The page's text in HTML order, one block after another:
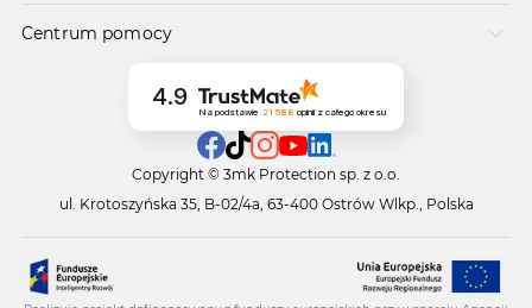
Centrum pomocy
4.9
Na podstawie 21 588 opinii z całego okresu
Copyright © 3mk Protection sp. z o.o.
ul. Krotoszyńska 35, B-02/4a, 63-400 Ostrów Wlkp., Polska